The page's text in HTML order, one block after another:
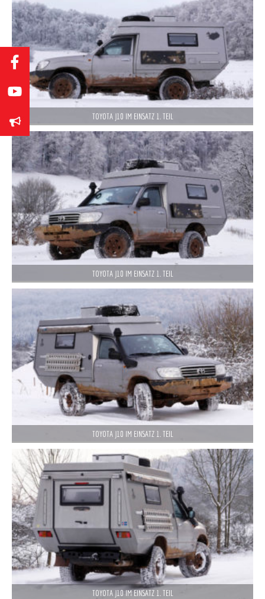
TOYOTA J10 IM EINSATZ 1. TEIL
TOYOTA J10 IM EINSATZ 1. TEIL
TOYOTA J10 IM EINSATZ 1. TEIL
TOYOTA J10 IM EINSATZ 1. TEIL